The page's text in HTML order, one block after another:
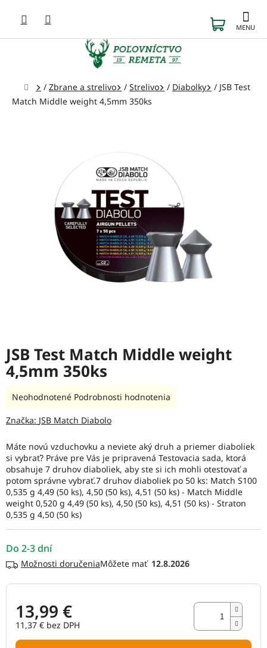
obsah
KOŠÍK
Domov
/ Zbrane a strelivo / Strelivo / Diabolky / JSB Test
Match Middle weight 4,5mm 350ks
JSB Test Match Middle weight
4,5mm 350ks
Do 2-3 dní
12.8.2026
Možnosti doručenia
13,99 €
11,37 € bez DPH
Jednotková
Máte novú vzduchovku a neviete aký druh a priemer diaboliek
si vybrať? Práve pre Vás je pripravená Testovacia sada, ktorá
obsahuje 7 druhov diaboliek, aby ste si ich mohli otestovať a
potom správne vybrať.7 druhov diaboliek po 50 ks: Match S100
0,535 g 4,49 (50 ks), 4,50 (50 ks), 4,51 (50 ks) - Match Middle
weight 0,520 g 4,49 (50 ks), 4,50 (50 ks), 4,51 (50 ks) - Straton
0,535 g 4,50 (50 ks)
Priemerné
produktu
0,0
z
5
hviezdičiek.
Neohodnotené Podrobnosti hodnotenia
Značka: JSB Match Diabolo